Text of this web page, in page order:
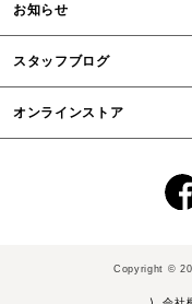
お知らせ
スタッフブログ
オンラインストア
Copyright ©